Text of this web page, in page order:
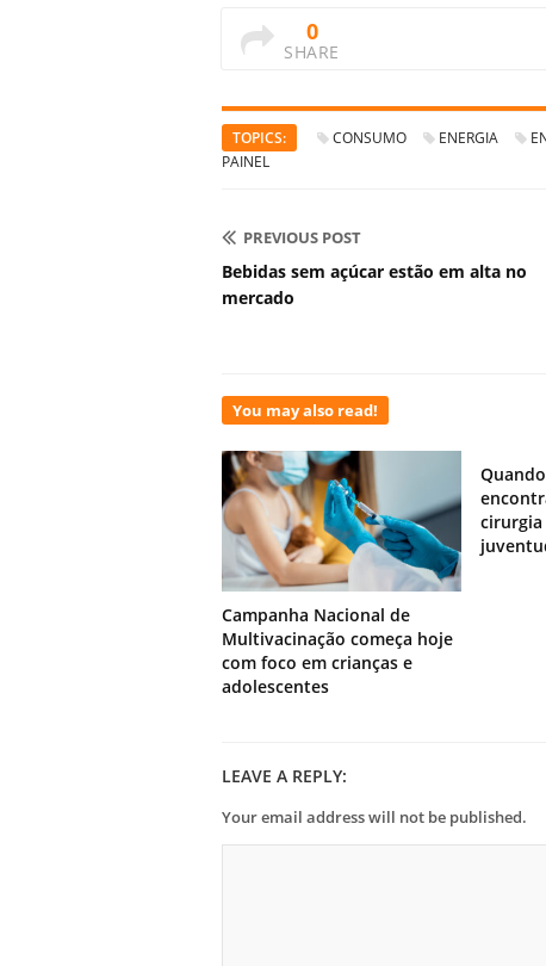
0
SHARE
TOPICS: CONSUMO ENERGIA
PAINEL
PREVIOUS POST
Bebidas sem açúcar estão em alta no
mercado
You may also read!
Campanha Nacional de
Multivacinação começa hoje
com foco em crianças e
adolescentes
cirurgia
LEAVE A REPLY:
Your email address will not be published.